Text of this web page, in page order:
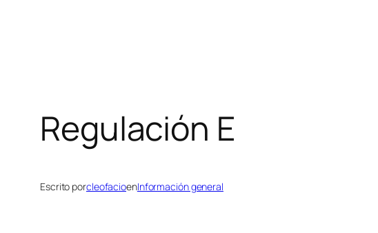
Regulación E
Escrito porcleofacioenInformación general